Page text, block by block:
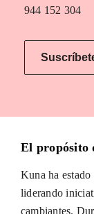
944 152 304
El propósito
Kuna ha
liderando
cambiantes.